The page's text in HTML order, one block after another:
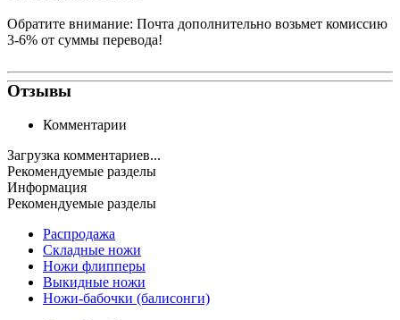
Обратите внимание: Почта дополнительно возьмет комиссию
3-6% от суммы перевода!
Отзывы
Комментарии
Загрузка комментариев...
Рекомендуемые разделы
Информация
Рекомендуемые разделы
Распродажа
Складные ножи
Ножи флипперы
Выкидные ножи
Ножи-бабочки (балисонги)